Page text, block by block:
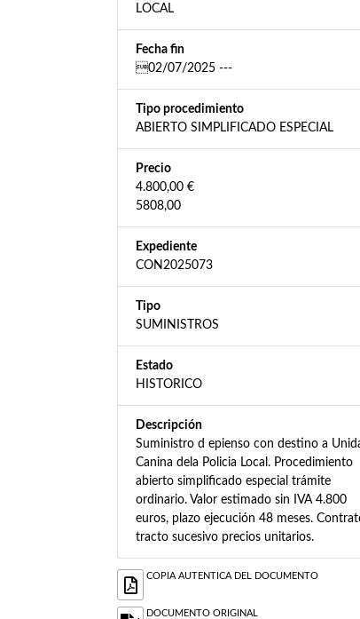
LOCAL
Fecha fin
02/07/2025 ---
Tipo procedimiento
ABIERTO SIMPLIFICADO ESPECIAL
Precio
4.800,00 €
5808,00
Expediente
CON2025073
Tipo
SUMINISTROS
Estado
HISTORICO
Descripción
Suministro d epienso con destino a
Canina dela Policia Local. Procedimiento
abierto simplificado especial trámite
ordinario. Valor estimado sin IVA 4.800
euros, plazo ejecución 48 meses.
tracto sucesivo precios unitarios.
COPIA AUTENTICA DEL DOCUMENTO
DOCUMENTO ORIGINAL